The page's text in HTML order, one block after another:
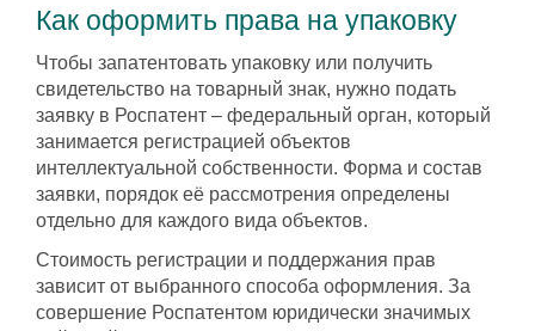
Как оформить права на упаковку
Чтобы запатентовать упаковку или получить
свидетельство на товарный знак, нужно подать
заявку в Роспатент – федеральный орган, который
занимается регистрацией объектов
интеллектуальной собственности. Форма и состав
заявки, порядок её рассмотрения определены
отдельно для каждого вида объектов.
Стоимость регистрации и поддержания прав
зависит от выбранного способа оформления. За
совершение Роспатентом юридически значимых